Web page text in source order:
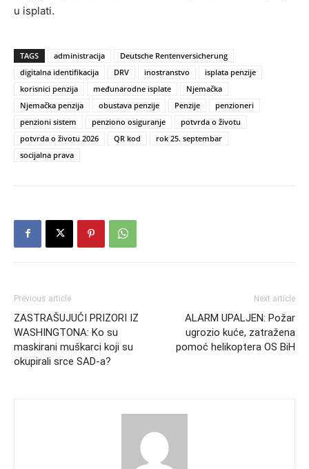
u isplati.
TAGS administracija
Deutsche Rentenversicherung
digitalna identifikacija
DRV inostranstvo
isplata penzije
korisnici penzija
međunarodne isplate
Njemačka
Njemačka penzija
obustava penzije Penzije
penzioneri
penzioni sistem
penziono osiguranje
potvrda o životu
potvrda o životu 2026
QR kod
rok 25. septembar
socijalna prava
Previous article
ZASTRAŠUJUĆI PRIZORI IZ
WASHINGTONA: Ko su
maskirani muškarci koji su
okupirali srce SAD-a?
Next article
ALARM UPALJEN: Požar
ugrozio kuće, zatražena
pomoć helikoptera OS BiH